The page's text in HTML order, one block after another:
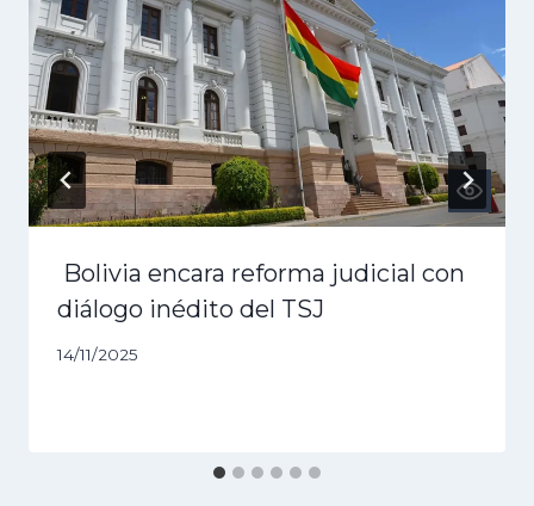
Bolivia encara reforma judicial con
diálogo inédito del TSJ
14/11/2025